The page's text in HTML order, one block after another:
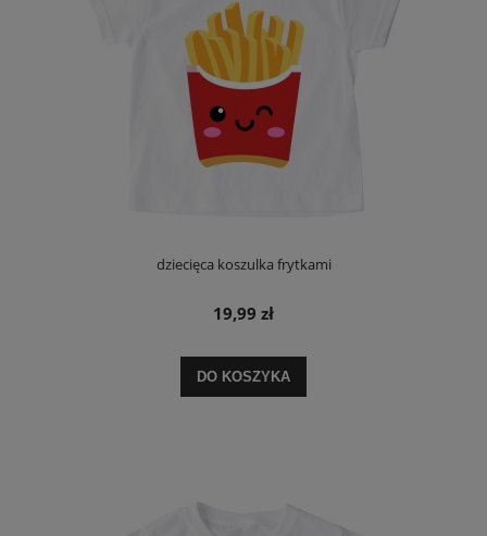
dziecięca koszulka frytkami
19,99 zł
DO KOSZYKA